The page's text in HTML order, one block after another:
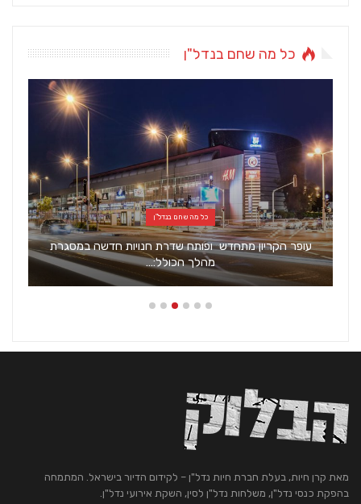
כל מה שחם בנדל"ן
כל מה שחם בנדל"ן
עופר הקריון מתחדש ופותח שדרת חנויות חדשה במסגרת
מהלך הכולל:…
מאת קרן חיות, בעלת חברת חיות נדל"ן – לקידום הדיור בישראל. המתמחה
בהפקת כנסי נדל"ן, משלחות נדל"ן לסין, השקת אירועי נדל"ן.